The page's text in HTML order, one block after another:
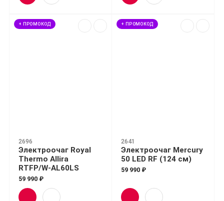
+ ПРОМОКОД
2696
Электроочаг Royal
Thermo Allira
RTFP/W-AL60LS
59 990 ₽
+ ПРОМОКОД
2641
Электроочаг Mercury
50 LED RF (124 см)
59 990 ₽